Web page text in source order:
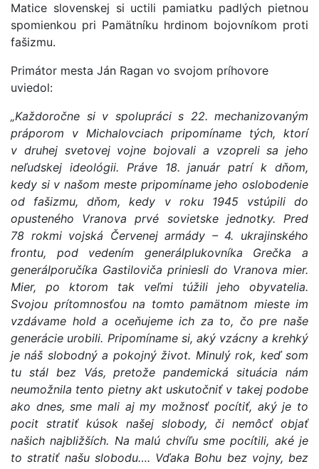
Matice slovenskej si uctili pamiatku padlých pietnou
spomienkou pri Pamätníku hrdinom bojovníkom proti
fašizmu.
Primátor mesta Ján Ragan vo svojom príhovore
uviedol:
„Každoročne si v spolupráci s 22. mechani­zovaným
práporom v Michalovciach pripomíname tých, ktorí
v druhej svetovej vojne bojovali a vzopreli sa jeho
neľudskej ideológii. Práve 18. január patrí k dňom,
kedy si v našom meste pripomíname jeho oslobodenie
od fašizmu, dňom, kedy v roku 1945 vstúpili do
opusteného Vranova prvé sovietske jednotky. Pred
78 rokmi vojská Červenej armády – 4. ukrajinského
frontu, pod vedením generálplukovníka Grečka a
generálporučíka Gastiloviča priniesli do Vranova mier.
Mier, po ktorom tak veľmi túžili jeho obyvatelia.
Svojou prítomnosťou na tomto pamätnom mieste im
vzdávame hold a oceňujeme ich za to, čo pre naše
generácie urobili. Pripomíname si, aký vzácny a krehký
je náš slobodný a pokojný život. Minulý rok, keď som
tu stál bez Vás, pretože pandemická situácia nám
neumožnila tento pietny akt uskutočniť v takej podobe
ako dnes, sme mali aj my možnosť pocítiť, aký je to
pocit stratiť kúsok našej slobody, či nemôcť objať
našich najbližších. Na malú chvíľu sme pocítili, aké je
to stratiť našu slobodu…. Vďaka Bohu bez vojny, bez